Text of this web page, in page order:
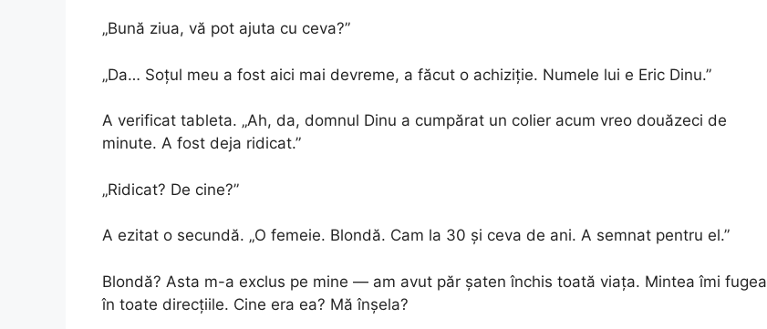
„Bună ziua, vă pot ajuta cu ceva?”
„Da… Soțul meu a fost aici mai devreme, a făcut o achiziție. Numele lui e Eric Dinu.”
A verificat tableta. „Ah, da, domnul Dinu a cumpărat un colier acum vreo douăzeci de
minute. A fost deja ridicat.”
„Ridicat? De cine?”
A ezitat o secundă. „O femeie. Blondă. Cam la 30 și ceva de ani. A semnat pentru el.”
Blondă? Asta m-a exclus pe mine — am avut păr șaten închis toată viața. Mintea îmi fugea
în toate direcțiile. Cine era ea? Mă înșela?